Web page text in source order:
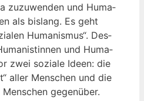
zuzu­wen­den und Huma­
als bis­lang. Es geht
Huma­nis­mus“. Des­
und Huma­
zwei sozia­le Ideen: die
aller Men­schen und die
gegenüber.